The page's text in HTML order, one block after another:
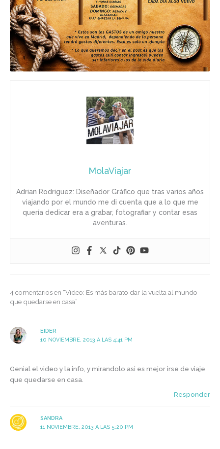
MolaViajar
Adrian Rodriguez: Diseñador Gráfico que tras varios años
viajando por el mundo me di cuenta que a lo que me
quería dedicar era a grabar, fotografiar y contar esas
aventuras.
4 comentarios en “Video: Es más barato dar la vuelta al mundo
que quedarse en casa”
EIDER
10 NOVIEMBRE, 2013 A LAS 4:41 PM
Genial el video y la info, y mirandolo asi es mejor irse de viaje
que quedarse en casa.
Responder
SANDRA
11 NOVIEMBRE, 2013 A LAS 5:20 PM